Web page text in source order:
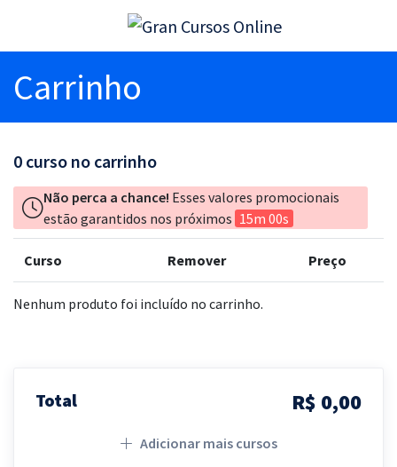
Carrinho
0 curso no carrinho
Não perca a chance! Esses valores promocionais
estão garantidos nos próximos 15m 00s
Curso Remover Preço
Nenhum produto foi incluído no carrinho.
Total R$ 0,00
Adicionar mais cursos